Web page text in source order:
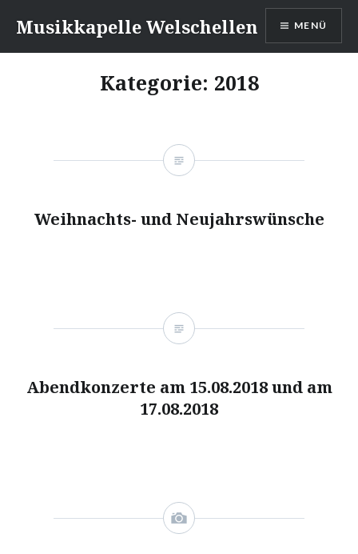
Inhalt
springen
Musikkapelle Welschellen MENÜ
Kategorie: 2018
Weihnachts- und Neujahrswünsche
Abendkonzerte am 15.08.2018 und am
17.08.2018